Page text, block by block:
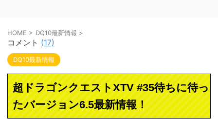
HOME > DQ10最新情報 >
コメント (17)
DQ10最新情報
超ドラゴンクエストXTV #35待ちに待っ
たバージョン6.5最新情報！